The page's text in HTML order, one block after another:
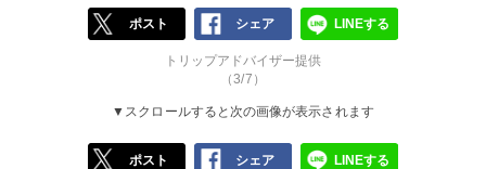
ポスト シェア LINEする
トリップアドバイザー提供
（3/7）
▼スクロールすると次の画像が表示されます
ポスト シェア LINEする